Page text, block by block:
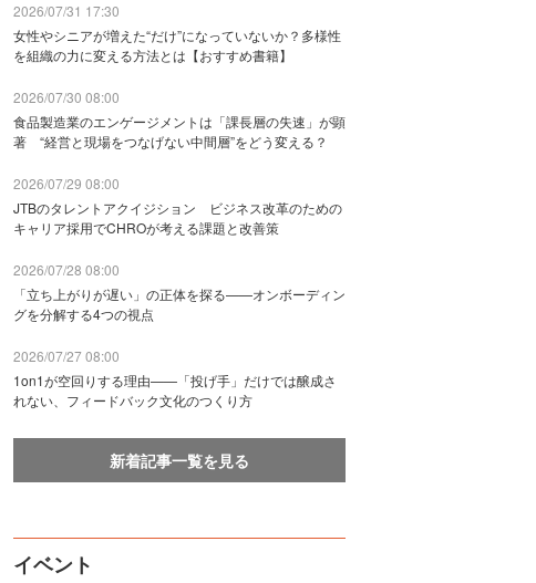
2026/07/31 17:30
女性やシニアが増えた“だけ”になっていないか？多様性
を組織の力に変える方法とは【おすすめ書籍】
2026/07/30 08:00
食品製造業のエンゲージメントは「課長層の失速」が顕
著 “経営と現場をつなげない中間層”をどう変える？
2026/07/29 08:00
JTBのタレントアクイジション ビジネス改革のための
キャリア採用でCHROが考える課題と改善策
2026/07/28 08:00
「立ち上がりが遅い」の正体を探る——オンボーディン
グを分解する4つの視点
2026/07/27 08:00
1on1が空回りする理由——「投げ手」だけでは醸成さ
れない、フィードバック文化のつくり方
新着記事一覧を見る
イベント